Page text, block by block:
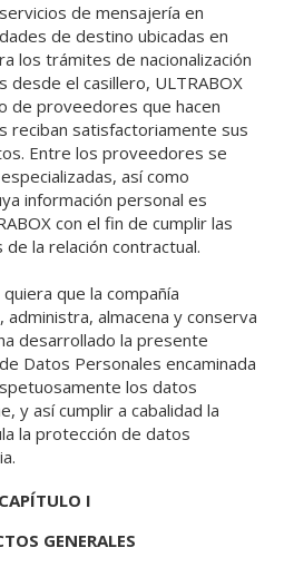
de mensajería en
de destino ubicadas en
los trámites de nacionalización
desde el casillero, ULTRABOX
de proveedores que hacen
reciban satisfactoriamente sus
Entre los proveedores se
así como
información personal es
con el fin de cumplir las
la relación contractual.
que la compañía
administra, almacena y conserva
desarrollado la presente
Datos Personales encaminada
los datos
y así cumplir a cabalidad la
la protección de datos
CAPÍTULO I
GENERALES